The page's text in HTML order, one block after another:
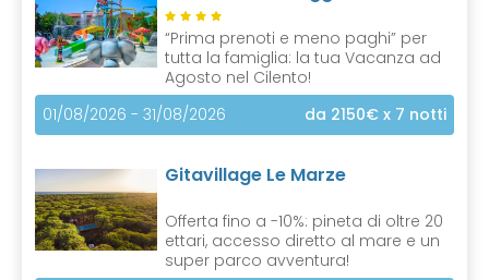
“Prima prenoti e meno paghi” per
tutta la famiglia: la tua Vacanza ad
Agosto nel Cilento!
01/08/2026 - 31/08/2026
da 2150€ x 7 notti
Gitavillage Le Marze
Offerta fino a -10%: pineta di oltre 20
ettari, accesso diretto al mare e un
super parco avventura!